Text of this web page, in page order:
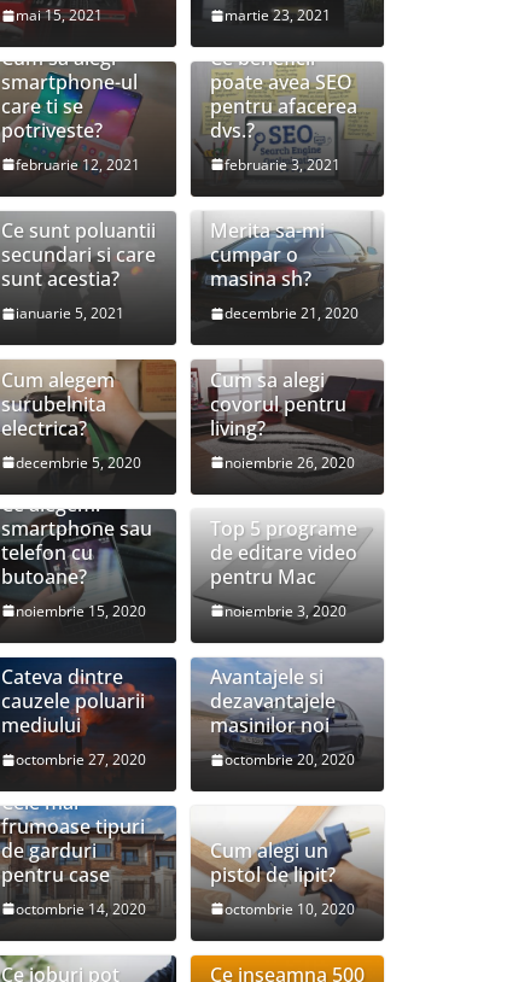
mai 15, 2021 martie 23, 2021
Cum sa alegi
smartphone-ul
care ti se
potriveste?
februarie 12, 2021
Ce beneficii
poate avea SEO
pentru afacerea
dvs.?
februarie 3, 2021
Ce sunt poluantii
secundari si care
sunt acestia?
ianuarie 5, 2021
Merita sa-mi
cumpar o
masina sh?
decembrie 21, 2020
Cum alegem
surubelnita
electrica?
decembrie 5, 2020
Cum sa alegi
covorul pentru
living?
noiembrie 26, 2020
Ce alegem:
smartphone sau
telefon cu
butoane?
noiembrie 15, 2020
Top 5 programe
de editare video
pentru Mac
noiembrie 3, 2020
Cateva dintre
cauzele poluarii
mediului
octombrie 27, 2020
Avantajele si
dezavantajele
masinilor noi
octombrie 20, 2020
Cele mai
frumoase tipuri
de garduri
pentru case
octombrie 14, 2020
Cum alegi un
pistol de lipit?
octombrie 10, 2020
Ce joburi pot Ce inseamna 500